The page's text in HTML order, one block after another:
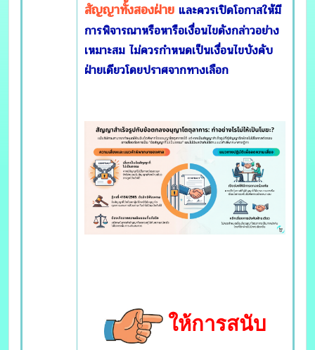
สัญญาทั้งสองฝ่าย และควรเปิดโอกาสให้มี
การพิจารณาหรือหารือเงื่อนไขดังกล่าวอย่าง
เหมาะสม ไม่ควรกำหนดเป็นเงื่อนไขบังคับ
ฝ่ายเดียวโดยปราศจากทางเลือก
ให้การสนับ